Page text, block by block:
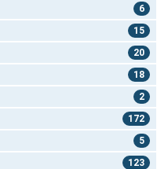
6
15
20
18
2
172
5
123